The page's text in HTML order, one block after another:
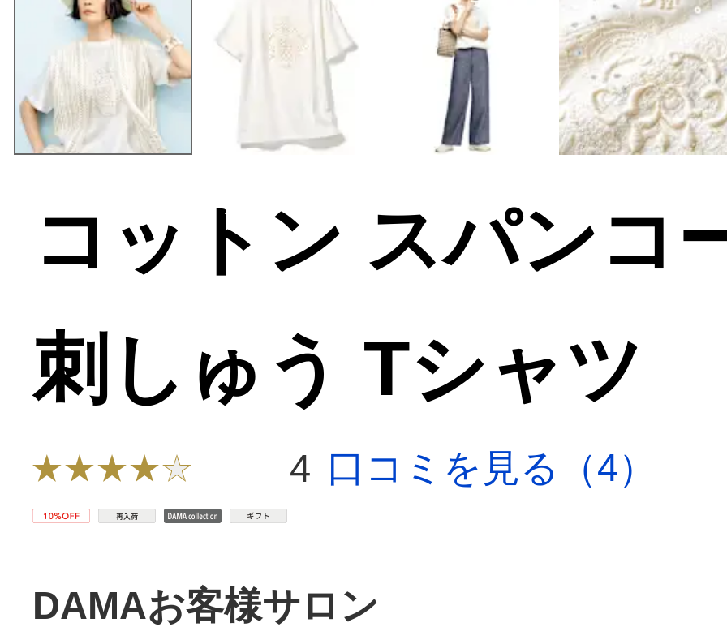
コットン スパンコ
刺しゅう Tシャツ
4 口コミを見る（4）
DAMAお客様サロン